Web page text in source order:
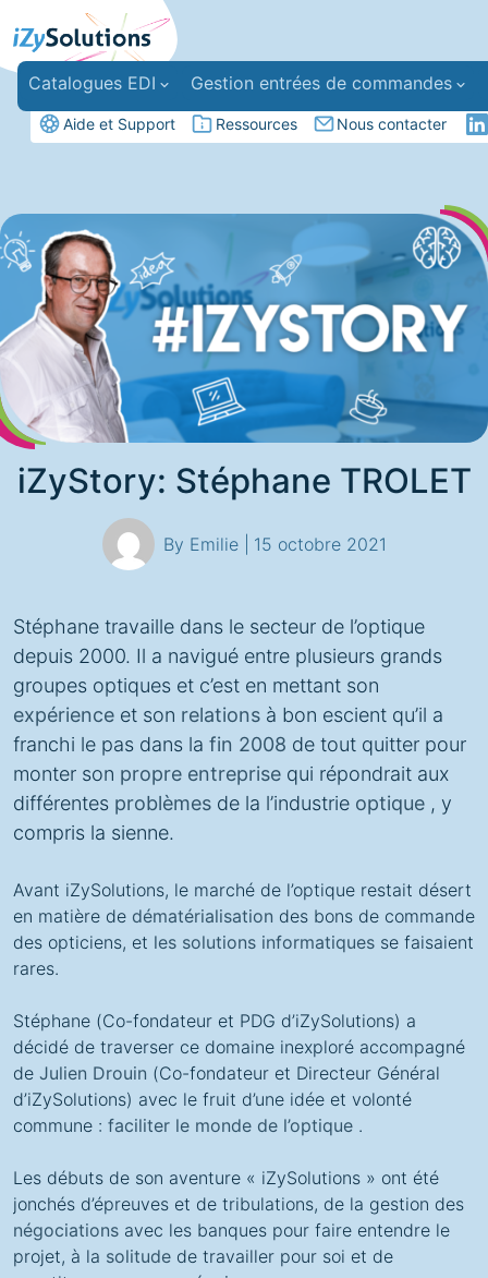
Aide et Support Ressources Nous contacter
Catalogues EDI Gestion entrées de commandes
iZyStory: Stéphane TROLET
By Emilie | 15 octobre 2021
Stéphane travaille dans le secteur de l’optique
depuis 2000. Il a navigué entre plusieurs grands
groupes optiques et c’est en mettant son
expérience et son relations à bon escient qu’il a
franchi le pas dans la fin 2008 de tout quitter pour
monter son propre entreprise qui répondrait aux
différentes problèmes de la l’industrie optique , y
compris la sienne.
Avant iZySolutions, le marché de l’optique restait désert
en matière de dématérialisation des bons de commande
des opticiens, et les solutions informatiques se faisaient
rares.
Stéphane (Co-fondateur et PDG d’iZySolutions) a
décidé de traverser ce domaine inexploré accompagné
de Julien Drouin (Co-fondateur et Directeur Général
d’iZySolutions) avec le fruit d’une idée et volonté
commune : faciliter le monde de l’optique .
Les débuts de son aventure « iZySolutions » ont été
jonchés d’épreuves et de tribulations, de la gestion des
négociations avec les banques pour faire entendre le
projet, à la solitude de travailler pour soi et de